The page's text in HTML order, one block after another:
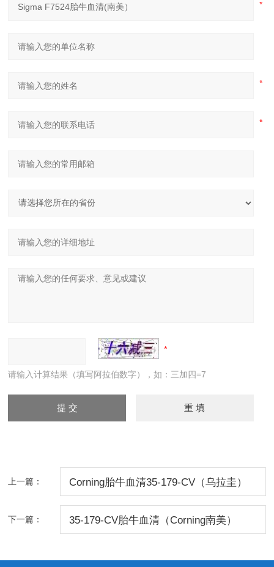
请输入计算结果（填写阿拉伯数字），如：三加四=7
上一篇： Corning胎牛血清35-179-CV（乌拉圭）
下一篇： 35-179-CV胎牛血清（Corning南美）